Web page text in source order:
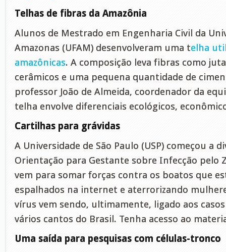
Telhas de fibras da Amazônia
Alunos de Mestrado em Engenharia Civil da
Amazonas (UFAM) desenvolveram uma telha
amazônicas. A composição leva fibras como
cerâmicos e uma pequena quantidade de
professor João de Almeida, coordenador da
telha envolve diferenciais ecológicos,
Cartilhas para grávidas
A Universidade de São Paulo (USP) começou a
Orientação para Gestante sobre Infecção pelo
vem para somar forças contra os boatos que
espalhados na internet e aterrorizando
vírus vem sendo, ultimamente, ligado aos
vários cantos do Brasil. Tenha acesso ao
Uma saída para pesquisas com células-tronco